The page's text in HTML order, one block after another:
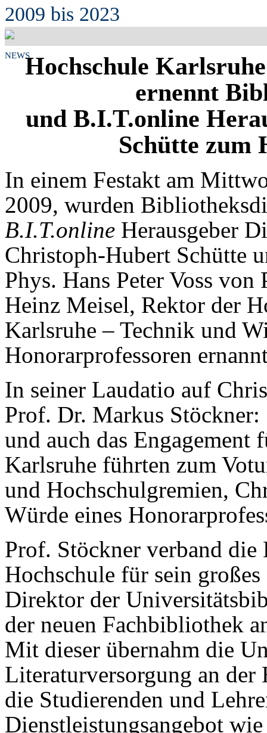
2009 bis 2023
NEWSHochschule
ernennt
und B.I.T.online
Schütte zum
In einem Festakt am
2009, wurden
B.I.T.online Herausgeber
Christoph-Hubert Schütte
Phys. Hans Peter Voss
Heinz Meisel, Rektor der
Karlsruhe – Technik und
Honorarprofessoren
In seiner Laudatio auf
Prof. Dr. Markus
und auch das Engagement
Karlsruhe führten zum
und Hochschulgremien,
Würde eines
Prof. Stöckner verband
Hochschule für sein
Direktor der
der neuen Fachbibliothek
Mit dieser übernahm die
Literaturversorgung an
die Studierenden und
Dienstleistungsangebot